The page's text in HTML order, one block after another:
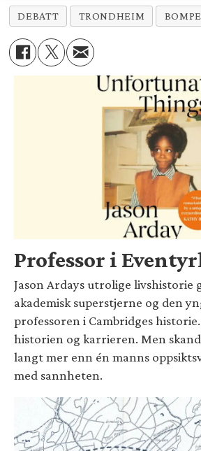
DEBATT TRONDHEIM
Professor i
Jason Ardays utrolige livshistorie
akademisk superstjerne og den
professoren i Cambridges
historien og karrieren. Men
langt mer enn én manns
med sannheten.